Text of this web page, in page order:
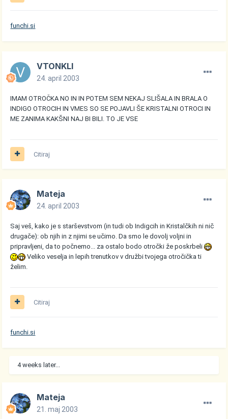
funchi.si
VTONKLI
24. april 2003
IMAM OTROČKA NO IN IN POTEM SEM NEKAJ SLIŠALA IN BRALA O
INDIGO OTROCIH IN VMES SO SE POJAVLI ŠE KRISTALNI OTROCI IN
ME ZANIMA KAKŠNI NAJ BI BILI. TO JE VSE
Citiraj
Mateja
24. april 2003
Saj veš, kako je s starševstvom (in tudi ob Indigcih in Kristalčkih ni nič
drugače): ob njih in z njimi se učimo. Da smo le dovolj voljni in
pripravljeni, da to počnemo... za ostalo bodo otročki že poskrbeli
Veliko veselja in lepih trenutkov v družbi tvojega otročička ti
želim.
Citiraj
funchi.si
4 weeks later...
Mateja
21. maj 2003